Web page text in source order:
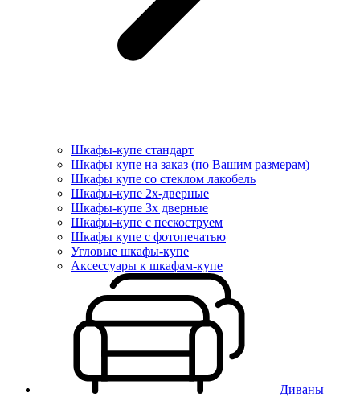
Шкафы-купе стандарт
Шкафы купе на заказ (по Вашим размерам)
Шкафы купе со стеклом лакобель
Шкафы-купе 2х-дверные
Шкафы-купе 3х дверные
Шкафы-купе с пескоструем
Шкафы купе с фотопечатью
Угловые шкафы-купе
Аксессуары к шкафам-купе
Диваны